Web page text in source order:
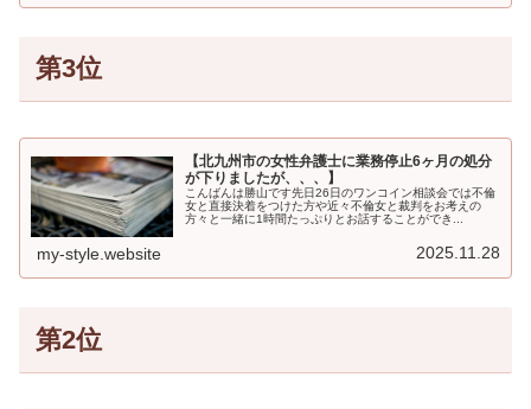
第3位
【北九州市の女性弁護士に業務停止6ヶ月の処分
が下りましたが、、、】
こんばんは勝山です先日26日のワンコイン相談会では不倫
女と直接決着をつけた方や近々不倫女と裁判をお考えの
方々と一緒に1時間たっぷりとお話することができ...
my-style.website 2025.11.28
第2位